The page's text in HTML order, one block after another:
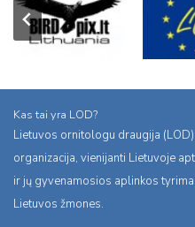
Kas tai yra LOD?
Lietuvos ornitologu draugija
organizacija, vienijanti Lietuvoje
ir jų gyvenamosios aplinkos
Lietuvos žmones.